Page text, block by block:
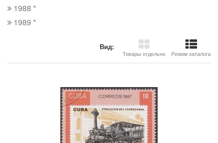
1988 *
1989 *
Вид:
Товары отдельно Режим каталога